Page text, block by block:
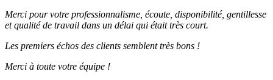
Merci pour votre professionnalisme, écoute, disponibilité, gentillesse
et qualité de travail dans un délai qui était très court.
Les premiers échos des clients semblent très bons !
Merci à toute votre équipe !